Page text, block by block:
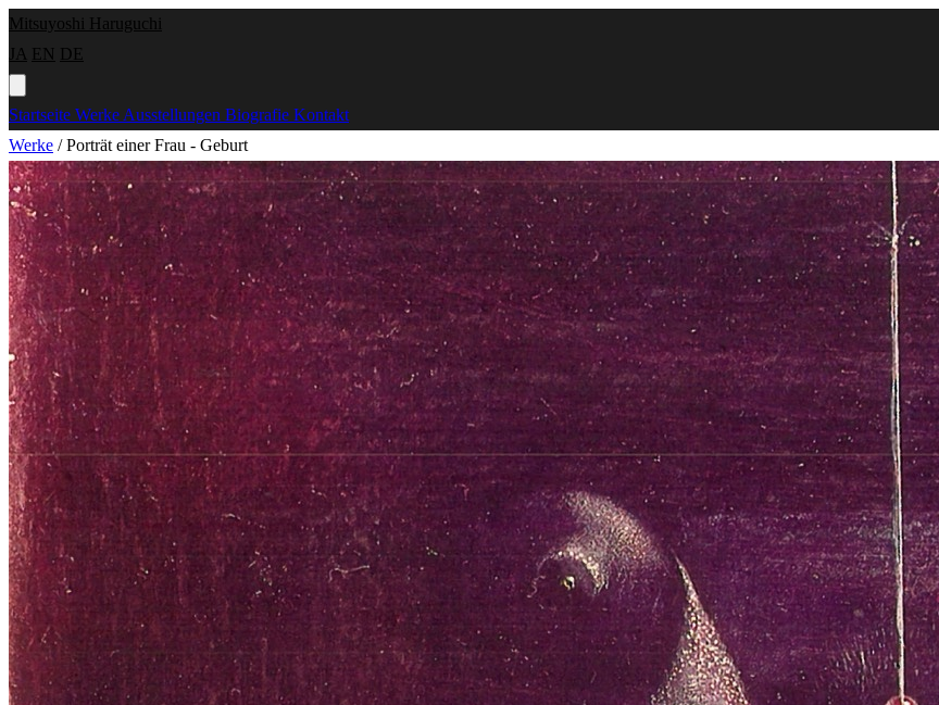
Mitsuyoshi Haruguchi
JA EN DE
Startseite Werke Ausstellungen Biografie Kontakt
Werke / Porträt einer Frau - Geburt